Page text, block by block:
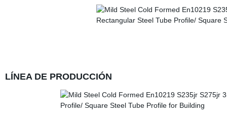
LÍNEA DE PRODUCCIÓN